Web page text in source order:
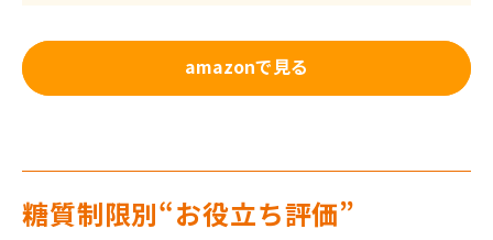
amazonで見る
糖質制限別“お役立ち評価”